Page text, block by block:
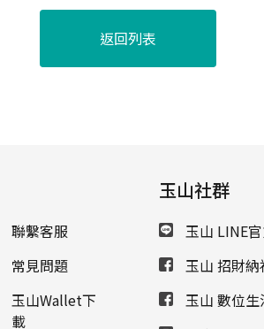
返回列表
聯繫客服
常見問題
玉山Wallet下
載
玉山社群
玉山 LINE
玉山 招財
玉山 數位